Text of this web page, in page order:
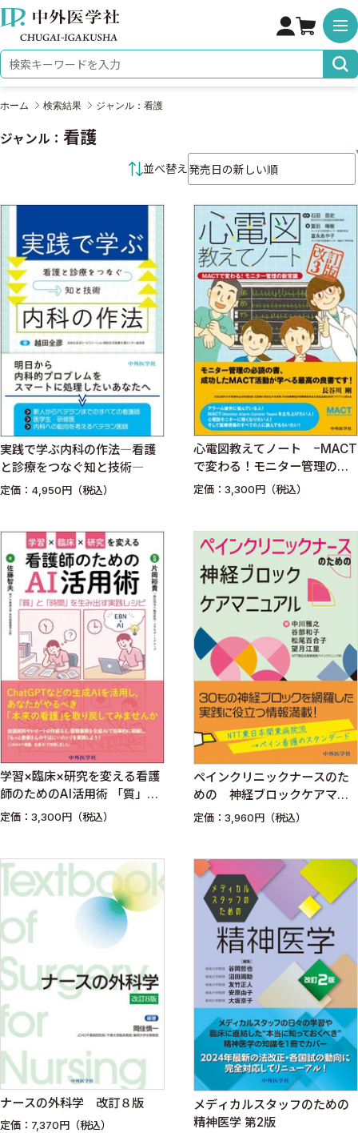
株式会社 中外医学社
検索キーワード
ホーム 検索結果 ジャンル：看護
ジャンル： 看護
並べ替え並べ替え条件
実践で学ぶ内科の作法―看護
と診療をつなぐ知と技術―
定価：4,950円（税込）
心電図教えてノート −MACT
で変わる！モニター管理の新
常識− 改訂3版
定価：3,300円（税込）
学習×臨床×研究を変える看護
師のためのAI活用術 「質」と
「時間」を生み出す実践レシ
定価：3,300円（税込）
ペインクリニックナースのた
めの 神経ブロックケアマニ
ュアル
定価：3,960円（税込）
ナースの外科学 改訂８版
定価：7,370円（税込）
メディカルスタッフのための
精神医学 第2版